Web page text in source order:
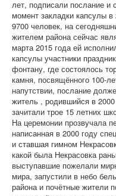
лет, подписали послание и
момент закладки капсулы
9700 человек, на
жителем района сейчас
марта 2015 года ей
капсулы участники
фонтану, где состоялось
камня, посвящённого 100-
напутствии, послание
житель , родившийся в
зачитали трое 15 летних
На церемонии прозвучала
написанная в 2000 году
и ставшая гимном
какой была Некрасовка
выступавшие пожелали
мира, запустили в небо
района и почётные жители